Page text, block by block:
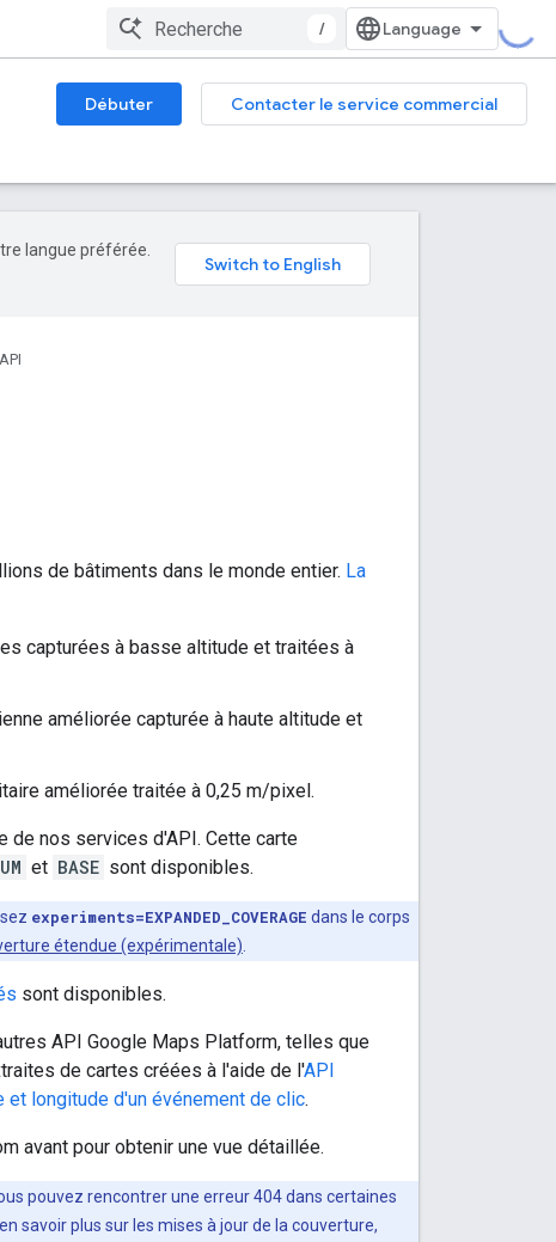
/
Débuter
Contacter le service commercial
langue préférée.
de bâtiments dans le monde entier. La
capturées à basse altitude et traitées à
améliorée capturée à haute altitude et
améliorée traitée à 0,25 m/pixel.
de nos services d'API. Cette carte
et BASE sont disponibles.
experiments=EXPANDED_COVERAGE dans le corps
étendue (expérimentale)
sont disponibles.
API Google Maps Platform, telles que
de cartes créées à l'aide de l'API
longitude d'un événement de clic.
avant pour obtenir une vue détaillée.
pouvez rencontrer une erreur 404 dans certaines
savoir plus sur les mises à jour de la couverture,